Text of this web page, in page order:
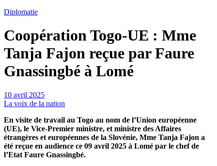
Diplomatie
Coopération Togo-UE : Mme
Tanja Fajon reçue par Faure
Gnassingbé à Lomé
10 avril 2025
La voix de la nation
En visite de travail au Togo au nom de l’Union européenne
(UE), le Vice-Premier ministre, et ministre des Affaires
étrangères et européennes de la Slovénie, Mme Tanja Fajon a
été reçue en audience ce 09 avril 2025 à Lomé par le chef de
l’Etat Faure Gnassingbé.